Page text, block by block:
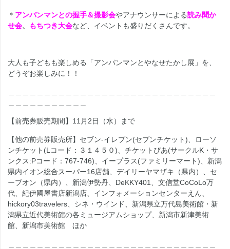
＊ アンパンマンとの握手＆撮影会やアナウンサーによる読み聞か
せ会、 もちつき大会など、イベントも盛りだくさんです。
大人も子どもも楽しめる「アンパンマンとやなせたかし展」を、
どうぞお楽しみに！！
【前売券販売期間】11月2日（水）まで
【他の前売券販売所】セブン‐イレブン(セブンチケット)、ローソ
ンチケット(Lコード：３１４５０)、チケットぴあ(サークルK・サ
ンクス:Pコード：767-746)、イープラス(ファミリーマート)、新潟
県内イオン総合スーパー16店舗、デイリーヤマザキ（県内）、セ
ーブオン（県内）、新潟伊勢丹、DeKKY401、文信堂CoCoLo万
代、紀伊國屋書店新潟店、インフォメーションセンターえん、
hickory03travelers、シネ・ウインド、新潟県立万代島美術館・新
潟県立近代美術館の各ミュージアムショップ、新潟市新津美術
館、新潟市美術館 ほか